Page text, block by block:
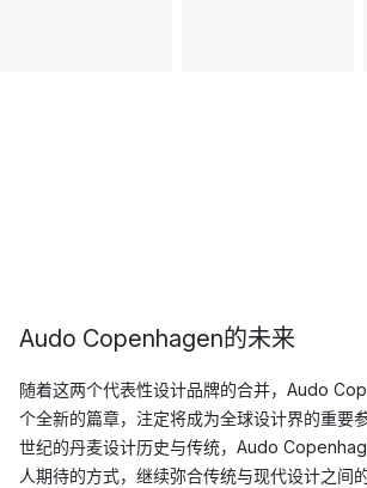
Audo Copenhagen的未来
随着这两个代表性设计品牌的合并，Audo
个全新的篇章，注定将成为全球设计界的重要
世纪的丹麦设计历史与传统，Audo
人期待的方式，继续弥合传统与现代设计之间的